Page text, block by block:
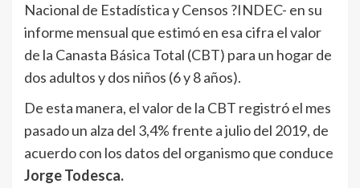
Nacional de Estadística y Censos ?INDEC- en su
informe mensual que estimó en esa cifra el valor
de la Canasta Básica Total (CBT) para un hogar de
dos adultos y dos niños (6 y 8 años).
De esta manera, el valor de la CBT registró el mes
pasado un alza del 3,4% frente a julio del 2019, de
acuerdo con los datos del organismo que conduce
Jorge Todesca.